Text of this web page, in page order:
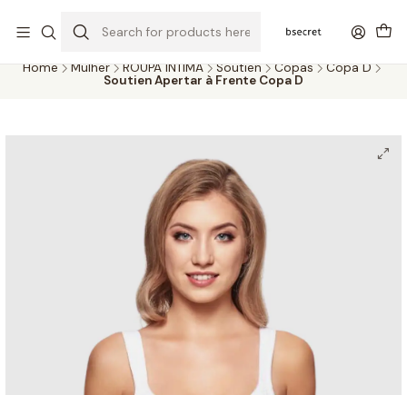
A 5 DIAS
Home Mulher ROUPA ÍNTIMA Soutien Copas
Copa D
Soutien Apertar à Frente Copa D